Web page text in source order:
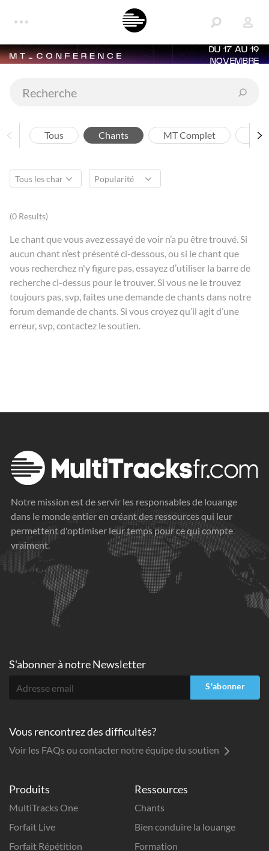
DU 17 AU 19
NOVEMBRE
Tous Chants MT Complet
(0 Results)
Le chant que vous avez essayé de voir n’a pu être trouvé. Si
aucun chant n’est présenté ci-dessous, ou si le chant que
vous recherchez n'y figure pas, essayez d’utiliser la barre de
recherche ci-dessus pour le trouver. Si vous ne le trouvez
toujours pas, svp, faites une demande de chants dans notre
forum demande de chants. Si vous croyez qu’il agit d’une
erreur, svp, contactez le soutien.
Notre mission est de servir les responsables de louange
dans le monde entier en créant des ressources qui leur
permettent d'optimiser leur temps pour ce qui compte
vraiment.
Produits
MultiTracks One
Forfait Live
Forfait Répétition
Ressources
Chants
Bien conduire la louange
Formation
S'abonner à notre Newsletter
S'abonner
Vous rencontrez des difficultés?
Voir les FAQs ou contacter notre équipe du soutien